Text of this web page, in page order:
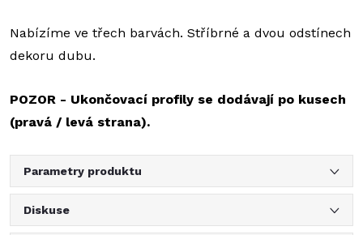
Nabízíme ve třech barvách. Stříbrné a dvou odstínech
dekoru dubu.
POZOR - Ukončovací profily se dodávají po kusech
(pravá / levá strana).
Parametry produktu
Diskuse